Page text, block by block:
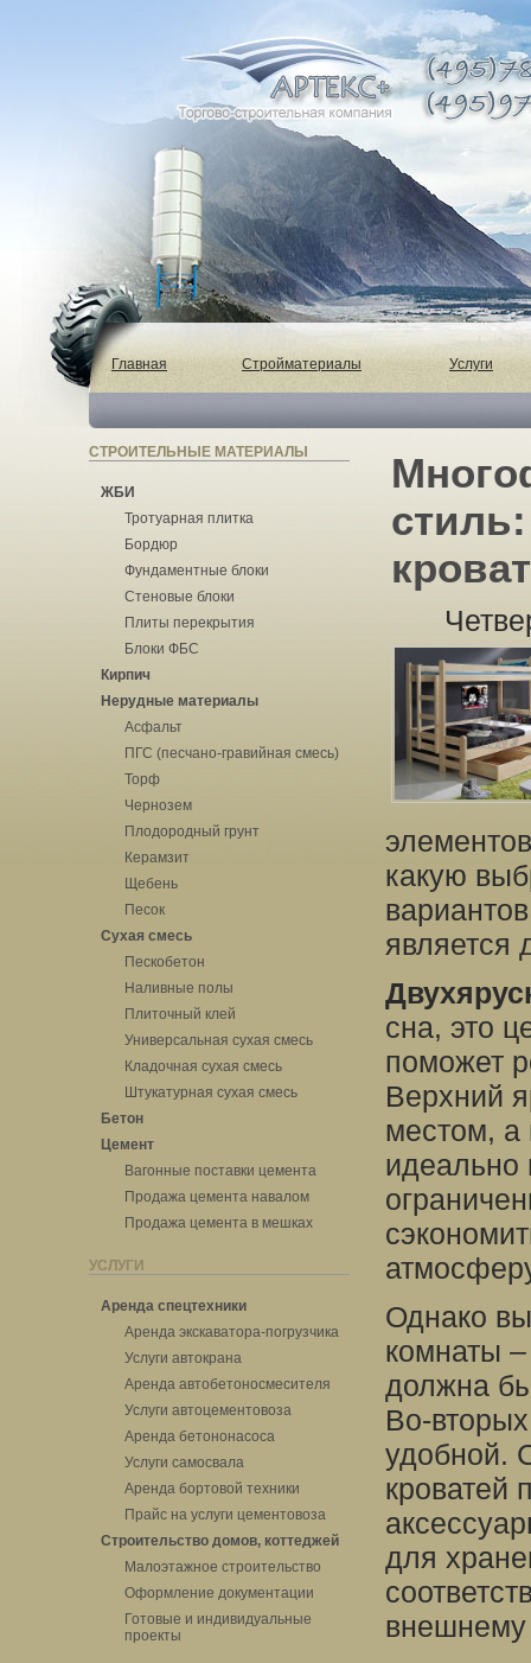
Главная Стройматериалы Услуги
СТРОИТЕЛЬНЫЕ МАТЕРИАЛЫ
ЖБИ
Тротуарная плитка
Бордюр
Фундаментные блоки
Стеновые блоки
Плиты перекрытия
Блоки ФБС
Кирпич
Нерудные материалы
Асфальт
ПГС (песчано-гравийная смесь)
Торф
Чернозем
Плодородный грунт
Керамзит
Щебень
Песок
Сухая смесь
Пескобетон
Наливные полы
Плиточный клей
Универсальная сухая смесь
Кладочная сухая смесь
Штукатурная сухая смесь
Бетон
Цемент
Вагонные поставки цемента
Продажа цемента навалом
Продажа цемента в мешках
УСЛУГИ
Аренда спецтехники
Аренда экскаватора-погрузчика
Услуги автокрана
Аренда автобетоносмесителя
Услуги автоцементовоза
Аренда бетононасоса
Услуги самосвала
Аренда бортовой техники
Прайс на услуги цементовоза
Строительство домов, коттеджей
Малоэтажное строительство
Оформление документации
Готовые и индивидуальные
проекты
какую
является
сна, это
поможет
Верхний
местом, а
идеально
Однако
комнаты
должна
Во-
удобной.
кроватей
для